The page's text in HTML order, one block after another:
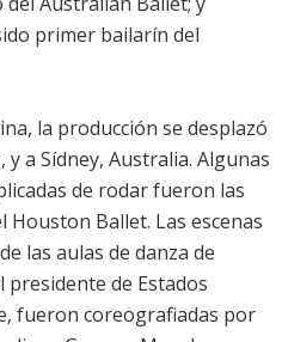
primer bailarín del
la producción se desplazó
a Sídney, Australia. Algunas
de rodar fueron las
Houston Ballet. Las escenas
las aulas de danza de
de Estados
fueron coreografiadas por